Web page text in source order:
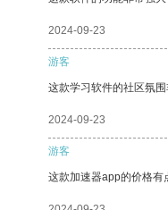
2024-09-23
游客
这款学习软件的社区氛
2024-09-23
游客
这款加速器app的价格有